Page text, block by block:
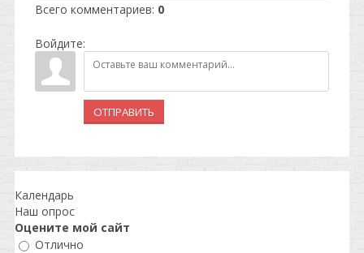
Всего комментариев: 0
Войдите:
ОТПРАВИТЬ
Календарь
Наш опрос
Оцените мой сайт
Отлично